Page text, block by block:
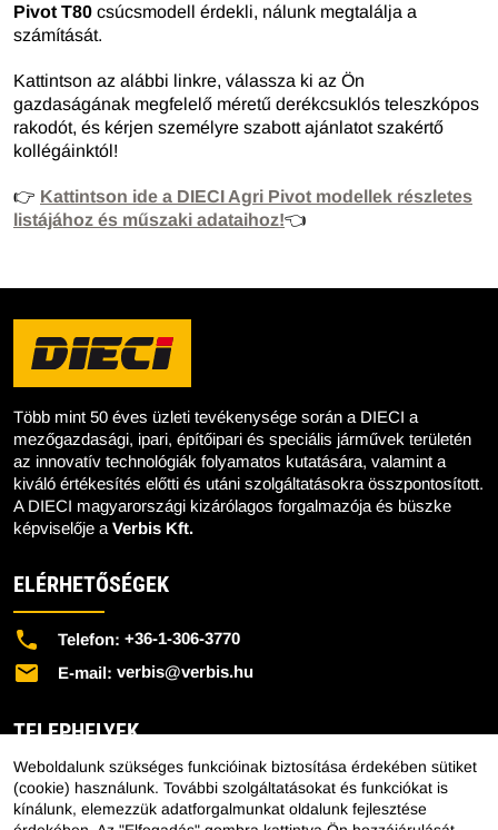
Pivot T80 csúcsmodell érdekli, nálunk megtalálja a
számítását.
Kattintson az alábbi linkre, válassza ki az Ön
gazdaságának megfelelő méretű derékcsuklós teleszkópos
rakodót, és kérjen személyre szabott ajánlatot szakértő
kollégáinktól!
👉 Kattintson ide a DIECI Agri Pivot modellek részletes
listájához és műszaki adataihoz!👈
Több mint 50 éves üzleti tevékenysége során a DIECI a
mezőgazdasági, ipari, építőipari és speciális járművek területén
az innovatív technológiák folyamatos kutatására, valamint a
kiváló értékesítés előtti és utáni szolgáltatásokra összpontosított.
A DIECI magyarországi kizárólagos forgalmazója és büszke
képviselője a Verbis Kft.
ELÉRHETŐSÉGEK
Telefon: +36-1-306-3770
E-mail: verbis@verbis.hu
TELEPHELYEK
Központi Telephely - 1151 Budapest, Mélyfúró u. 2/E.
Lengyeltóti Telephely - 8693 Lengyeltóti, Külső Fonyódi út
Weboldalunk szükséges funkcióinak biztosítása érdekében sütiket
(cookie) használunk. További szolgáltatásokat és funkciókat is
kínálunk, elemezzük adatforgalmunkat oldalunk fejlesztése